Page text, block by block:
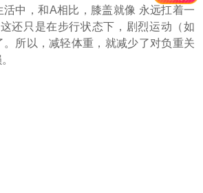
活中，和A相比，膝盖就像 永远扛着一
还只是在步行状态下，剧烈运动（如
。所以，减轻体重，就减少了对负重关